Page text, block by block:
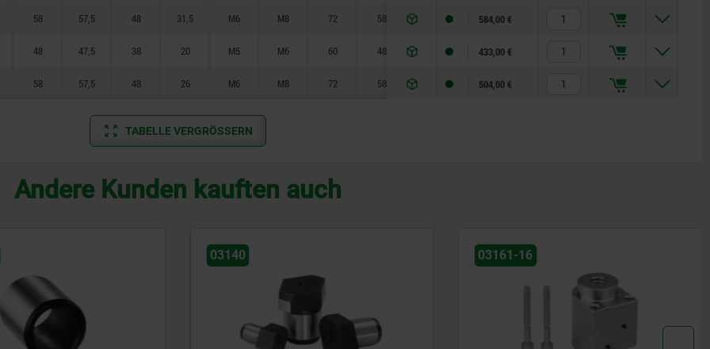
58 57,5 48 31,5 M6 M8 72 58 58 44
584,00 €
48 47,5 38 20 M5 M6 60 48 48 35
433,00 €
58 57,5 48 26 M6 M8 72 58 58 44
504,00 €
TABELLE VERGRÖSSERN
Andere Kunden kauften auch
03140 03161-16